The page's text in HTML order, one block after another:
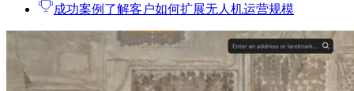
成功案例 了解客户如何扩展无人机运营规模